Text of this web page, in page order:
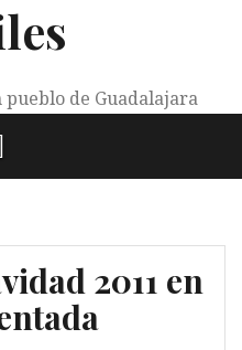
de Guadalajara
2011 en